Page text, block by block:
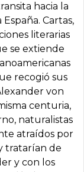
hacia la
Cartas,
literarias
se extiende
recogió sus
von
centuria,
naturalistas
atraídos por
tratarían de
y con los